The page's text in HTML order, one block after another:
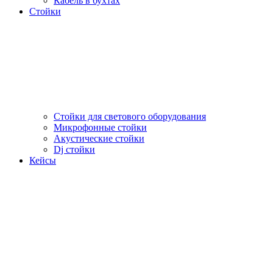
Стойки
Стойки для светового оборудования
Микрофонные стойки
Акустические стойки
Dj стойки
Кейсы